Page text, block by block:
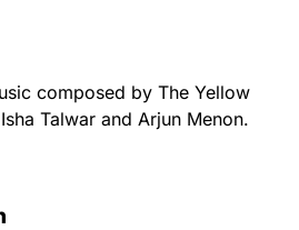
composed by The Yellow
Talwar and Arjun Menon.